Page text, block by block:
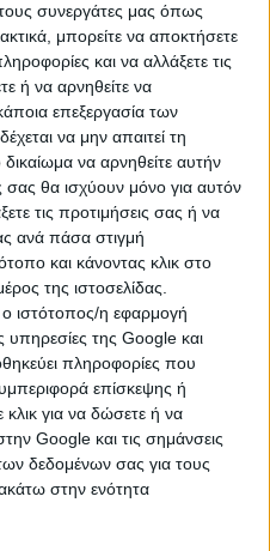
συνεργάτες μας όπως
μπορείτε να αποκτήσετε
και να αλλάξετε τις
ή να αρνηθείτε να
επεξεργασία των
να μην απαιτεί τη
να αρνηθείτε αυτήν
σας θα ισχύουν μόνο για αυτόν
τις προτιμήσεις σας ή να
ανά πάσα στιγμή
και κάνοντας κλικ στο
της ιστοσελίδας.
ιστότοπος/η εφαρμογή
υπηρεσίες της Google και
πληροφορίες που
επίσκεψης ή
για να δώσετε ή να
Google και τις σημάνσεις
δεδομένων σας για τους
στην ενότητα
χαμηλότερα υψόμετρα,
Γιώργου
με βαρομετρικά
χαμηλά, ένα από τον
την αδριατική και ένα
θα άλλαξουν εντελώς
αύριο Παρασκευή 20/12
Συγκεκριμένα...
καταιγίδες από
στα δυτικά και σταδιακά
Μακεδονία,τη θράκη, το
καιρός στις
χιόνια θα πέσουν στα
βράδυ Ν/Δ άνεμοι 7-8
την ίδια ένταση.Πτώση
22/12 :
Παρασκευή (23-
θα φορτώσουν